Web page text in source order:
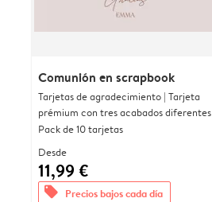
Comunión en scrapbook
Tarjetas de agradecimiento | Tarjeta
prémium con tres acabados diferentes
Pack de 10 tarjetas
Desde
11,99 €
offers Precios bajos cada día